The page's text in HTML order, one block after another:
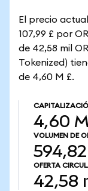
El precio
107,99 £ por
de 42,58 mil
Tokenized)
de 4,60 M £.
4,60
VOLUMEN DE
OFERTA
42,58